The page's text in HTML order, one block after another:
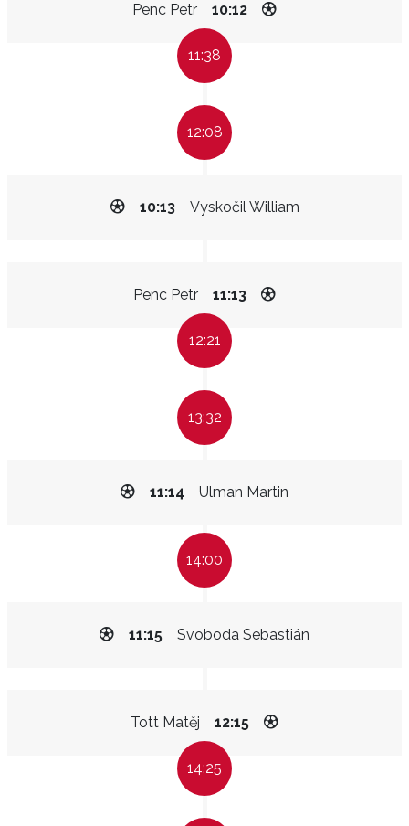
Penc Petr 10:12
11:38
12:08
Vyskočil William
10:13
Penc Petr 11:13
12:21
13:32
Ulman Martin
11:14
14:00
Svoboda Sebastián
11:15
Tott Matěj 12:15
14:25